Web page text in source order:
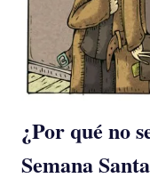
¿Por qué no
Semana